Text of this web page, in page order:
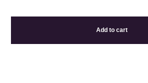
Add to cart